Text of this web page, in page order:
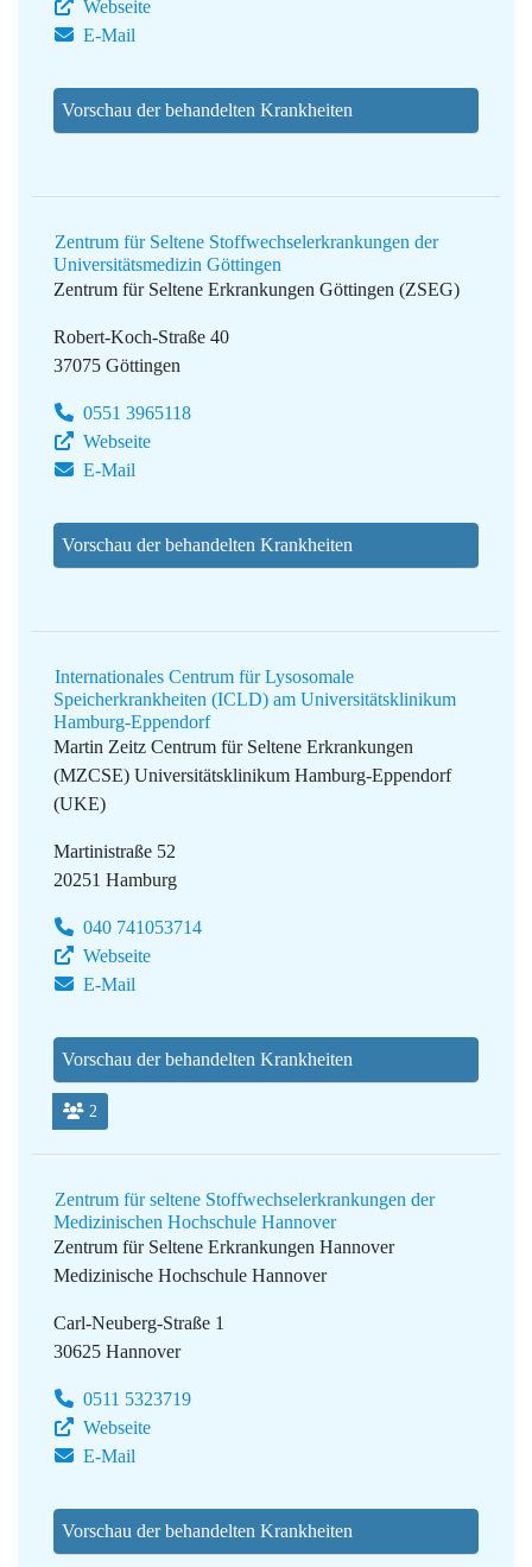
Webseite
E-Mail
Vorschau der behandelten Krankheiten
Zentrum für Seltene Stoffwechselerkrankungen der
Universitätsmedizin Göttingen
Zentrum für Seltene Erkrankungen Göttingen (ZSEG)
Robert-Koch-Straße 40
37075 Göttingen
0551 3965118
Webseite
E-Mail
Vorschau der behandelten Krankheiten
Internationales Centrum für Lysosomale
Speicherkrankheiten (ICLD) am Universitätsklinikum
Hamburg-Eppendorf
Martin Zeitz Centrum für Seltene Erkrankungen
(MZCSE) Universitätsklinikum Hamburg-Eppendorf
(UKE)
Martinistraße 52
20251 Hamburg
040 741053714
Webseite
E-Mail
Vorschau der behandelten Krankheiten
2
Zentrum für seltene Stoffwechselerkrankungen der
Medizinischen Hochschule Hannover
Zentrum für Seltene Erkrankungen Hannover
Medizinische Hochschule Hannover
Carl-Neuberg-Straße 1
30625 Hannover
0511 5323719
Webseite
E-Mail
Vorschau der behandelten Krankheiten